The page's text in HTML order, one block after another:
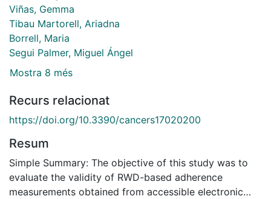
Viñas, Gemma
Tibau Martorell, Ariadna
Borrell, Maria
Segui Palmer, Miguel Ángel
Mostra 8 més
Recurs relacionat
https://doi.org/10.3390/cancers17020200
Resum
Simple Summary: The objective of this study was to
evaluate the validity of RWD-based adherence
measurements obtained from accessible electronic